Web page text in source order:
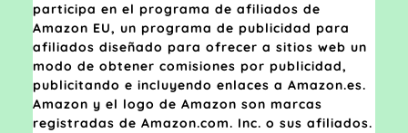
participa en el programa de afiliados de
Amazon EU, un programa de publicidad para
afiliados diseñado para ofrecer a sitios web un
modo de obtener comisiones por publicidad,
publicitando e incluyendo enlaces a Amazon.es.
Amazon y el logo de Amazon son marcas
registradas de Amazon.com. Inc. o sus afiliados.